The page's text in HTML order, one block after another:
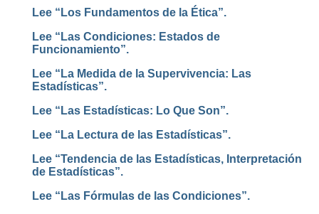
Lee “Los Fundamentos de la Ética”.
Lee “Las Condiciones: Estados de
Funcionamiento”.
Lee “La Medida de la Supervivencia: Las
Estadísticas”.
Lee “Las Estadísticas: Lo Que Son”.
Lee “La Lectura de las Estadísticas”.
Lee “Tendencia de las Estadísticas, Interpretación
de Estadísticas”.
Lee “Las Fórmulas de las Condiciones”.